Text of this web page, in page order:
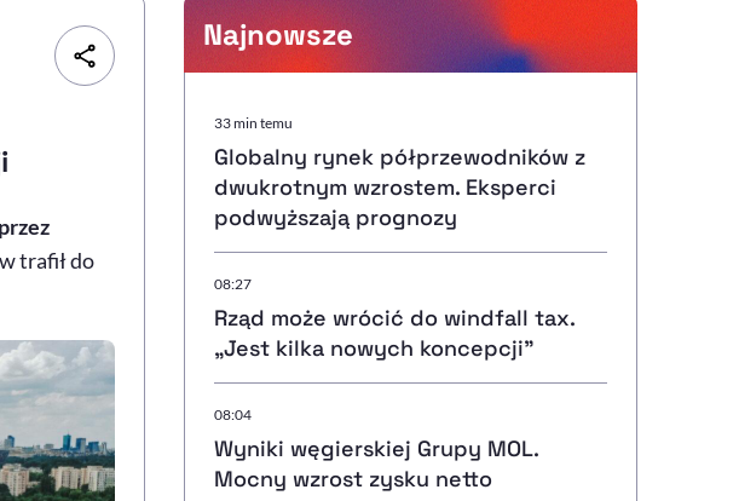
Resetuj opcje
Ułatwienia dostępności wspierają:
Sprawdź, jak i dlaczego zwiększamy dostępność
Deklaracja dostępności, otwiera się w nowym oknie
Zgłoś problem
trafił do
Najnowsze
33 min temu
Globalny rynek półprzewodników z
dwukrotnym wzrostem. Eksperci
podwyższają prognozy
08:27
Rząd może wrócić do windfall tax.
„Jest kilka nowych koncepcji”
08:04
Wyniki węgierskiej Grupy MOL.
Mocny wzrost zysku netto